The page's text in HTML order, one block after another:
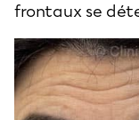
frontaux se